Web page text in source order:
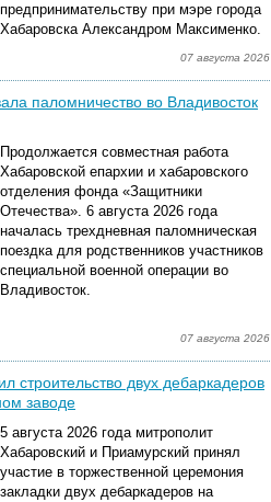
предпринимательству при мэре города
Хабаровска Александром Максименко.
07 августа 2026
паломничество во Владивосток
Продолжается совместная работа
Хабаровской епархии и хабаровского
отделения фонда «Защитники
Отечества». 6 августа 2026 года
началась трехдневная паломническая
поездка для родственников участников
специальной военной операции во
Владивосток.
07 августа 2026
строительство двух дебаркадеров
заводе
5 августа 2026 года митрополит
Хабаровский и Приамурский принял
участие в торжественной церемония
закладки двух дебаркадеров на